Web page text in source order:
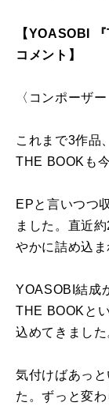
【YOASOBI
コメント】
〈コンポーザ
これまで3作品
THE BOOKも
EPと言いつつ
ました。直近
やかに詰め込ま
YOASOBI結成
THE BOOKと
込めてきました
気付けばあっ
た。ずっと変